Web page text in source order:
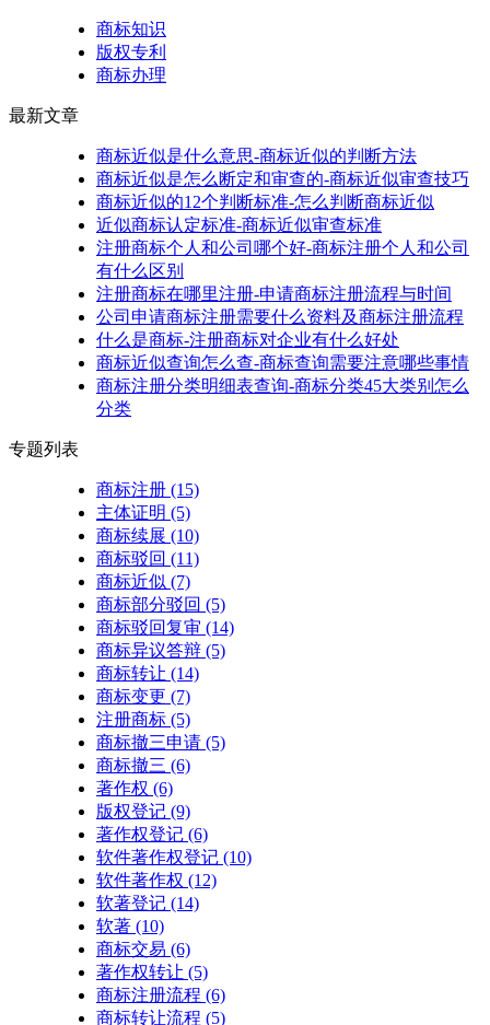
商标知识
版权专利
商标办理
最新文章
商标近似是什么意思-商标近似的判断方法
商标近似是怎么断定和审查的-商标近似审查技巧
商标近似的12个判断标准-怎么判断商标近似
近似商标认定标准-商标近似审查标准
注册商标个人和公司哪个好-商标注册个人和公司
有什么区别
注册商标在哪里注册-申请商标注册流程与时间
公司申请商标注册需要什么资料及商标注册流程
什么是商标-注册商标对企业有什么好处
商标近似查询怎么查-商标查询需要注意哪些事情
商标注册分类明细表查询-商标分类45大类别怎么
分类
专题列表
商标注册 (15)
主体证明 (5)
商标续展 (10)
商标驳回 (11)
商标近似 (7)
商标部分驳回 (5)
商标驳回复审 (14)
商标异议答辩 (5)
商标转让 (14)
商标变更 (7)
注册商标 (5)
商标撤三申请 (5)
商标撤三 (6)
著作权 (6)
版权登记 (9)
著作权登记 (6)
软件著作权登记 (10)
软件著作权 (12)
软著登记 (14)
软著 (10)
商标交易 (6)
著作权转让 (5)
商标注册流程 (6)
商标转让流程 (5)